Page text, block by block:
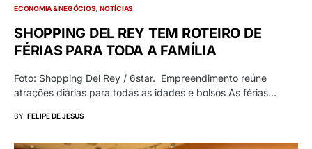
ECONOMIA & NEGÓCIOS NOTÍCIAS
SHOPPING DEL REY TEM ROTEIRO DE
FÉRIAS PARA TODA A FAMÍLIA
Foto: Shopping Del Rey / 6star. Empreendimento reúne
atrações diárias para todas as idades e bolsos As férias…
BY FELIPE DE JESUS